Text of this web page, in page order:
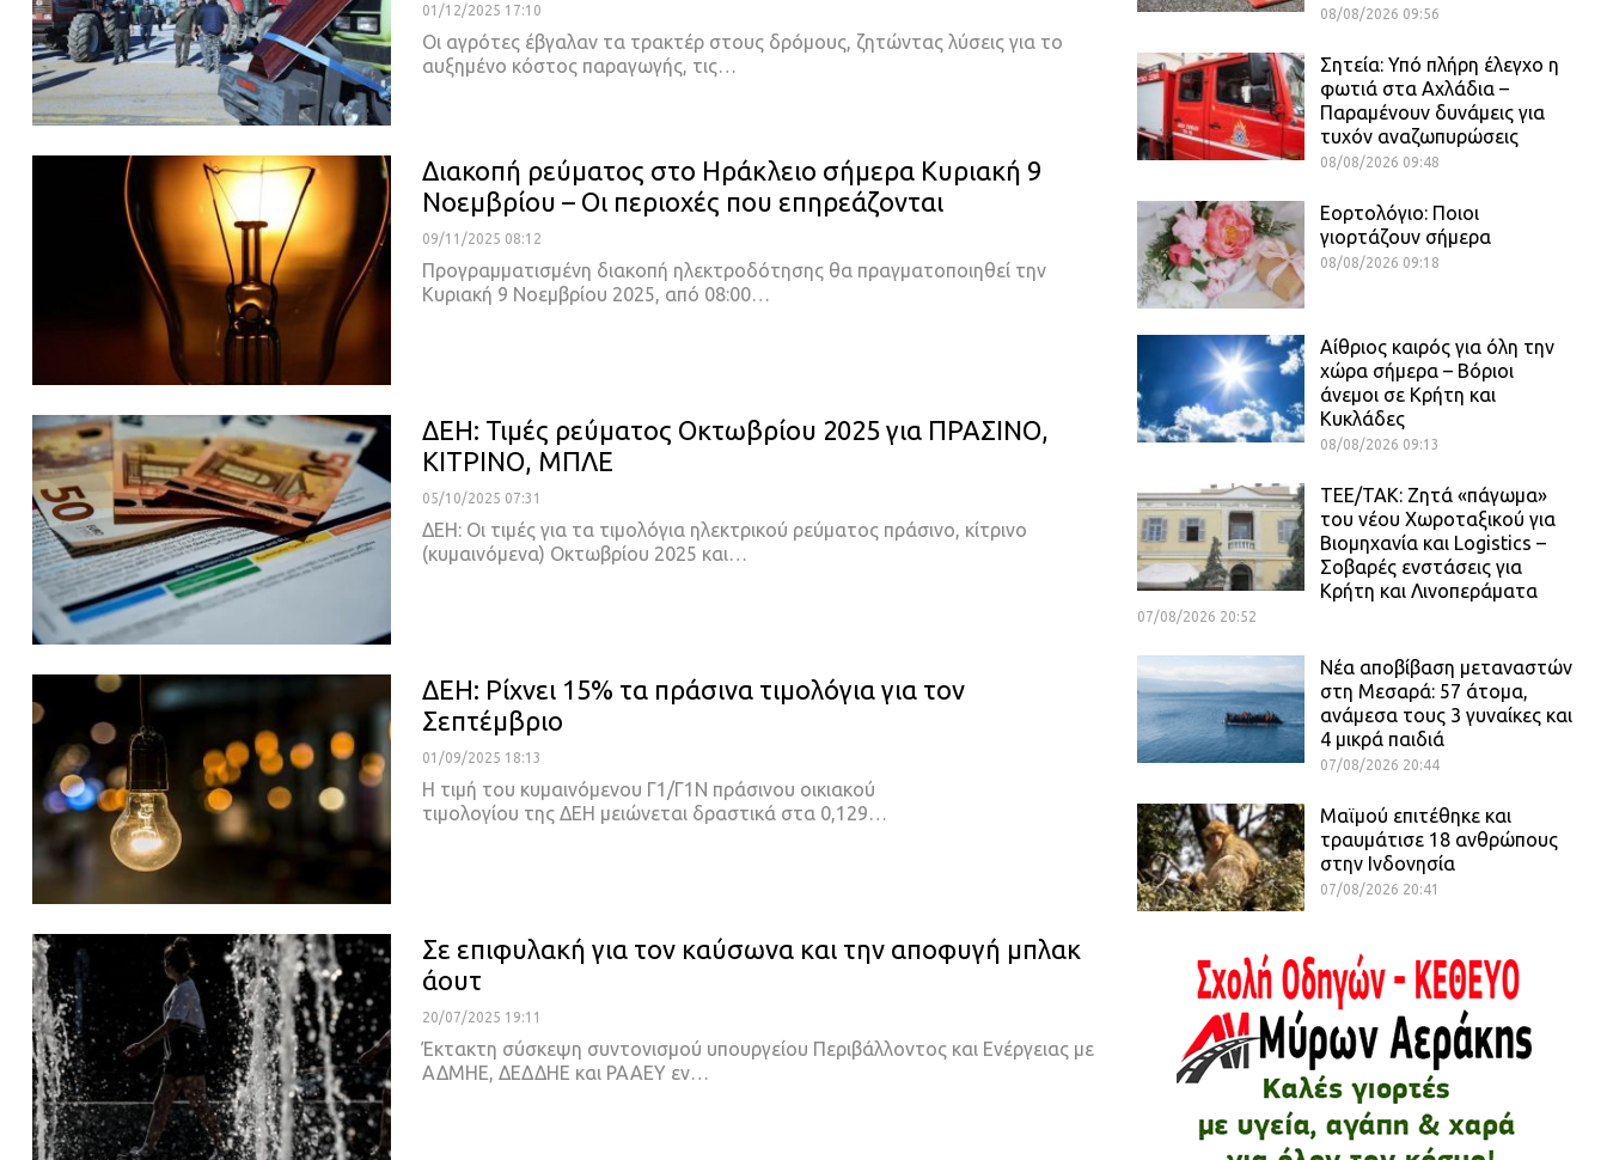
01/12/2025 17:10
Οι αγρότες έβγαλαν τα τρακτέρ στους δρόμους, ζητώντας λύσεις για το
αυξημένο κόστος παραγωγής, τις…
Διακοπή ρεύματος στο Ηράκλειο σήμερα Κυριακή 9
Νοεμβρίου – Οι περιοχές που επηρεάζονται
09/11/2025 08:12
Προγραμματισμένη διακοπή ηλεκτροδότησης θα πραγματοποιηθεί την
Κυριακή 9 Νοεμβρίου 2025, από 08:00…
ΔΕΗ: Τιμές ρεύματος Οκτωβρίου 2025 για ΠΡΑΣΙΝΟ,
ΚΙΤΡΙΝΟ, ΜΠΛΕ
05/10/2025 07:31
ΔΕΗ: Οι τιμές για τα τιμολόγια ηλεκτρικού ρεύματος πράσινο, κίτρινο
(κυμαινόμενα) Οκτωβρίου 2025 και…
ΔΕΗ: Ρίχνει 15% τα πράσινα τιμολόγια για τον
Σεπτέμβριο
01/09/2025 18:13
Η τιμή του κυμαινόμενου Γ1/Γ1Ν πράσινου οικιακού
τιμολογίου της ΔΕΗ μειώνεται δραστικά στα 0,129…
Σε επιφυλακή για τον καύσωνα και την αποφυγή μπλακ
άουτ
20/07/2025 19:11
Έκτακτη σύσκεψη συντονισμού υπουργείου Περιβάλλοντος και Ενέργειας με
ΑΔΜΗΕ, ΔΕΔΔΗΕ και ΡΑΑΕΥ εν…
08/08/2026 09:56
Σητεία: Υπό πλήρη έλεγχο η
φωτιά στα Αχλάδια –
Παραμένουν δυνάμεις για
τυχόν αναζωπυρώσεις
08/08/2026 09:48
Εορτολόγιο: Ποιοι
γιορτάζουν σήμερα
08/08/2026 09:18
Αίθριος καιρός για όλη την
χώρα σήμερα – Βόριοι
άνεμοι σε Κρήτη και
Κυκλάδες
08/08/2026 09:13
ΤΕΕ/ΤΑΚ: Ζητά «πάγωμα»
του νέου Χωροταξικού για
Βιομηχανία και Logistics –
Σοβαρές ενστάσεις για
Κρήτη και Λινοπεράματα
07/08/2026 20:52
Νέα αποβίβαση μεταναστών
στη Μεσαρά: 57 άτομα,
ανάμεσα τους 3 γυναίκες και
4 μικρά παιδιά
07/08/2026 20:44
Μαϊμού επιτέθηκε και
τραυμάτισε 18 ανθρώπους
στην Ινδονησία
07/08/2026 20:41